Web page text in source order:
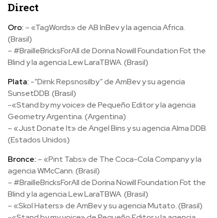
Direct
Oro: – «TagWords» de AB InBev y la agencia Africa.
(Brasil)
– #BrailleBricksForAll de Dorina Nowill Foundation Fot the
Blind y la agencia Lew LaraTBWA. (Brasil)
Plata: -“Dirnk Repsnosilby” de AmBev y su agencia
SunsetDDB. (Brasil)
-«Stand by my voice» de Pequeño Editor y la agencia
Geometry Argentina. (Argentina)
– «Just Donate It» de Angel Bins y su agencia Alma DDB.
(Estados Unidos)
Bronce: – «Pint Tabs» de The Coca-Cola Company y la
agencia WMcCann. (Brasil)
– #BrailleBricksForAll de Dorina Nowill Foundation Fot the
Blind y la agencia Lew LaraTBWA. (Brasil)
– «Skol Haters» de AmBev y su agencia Mutato. (Brasil)